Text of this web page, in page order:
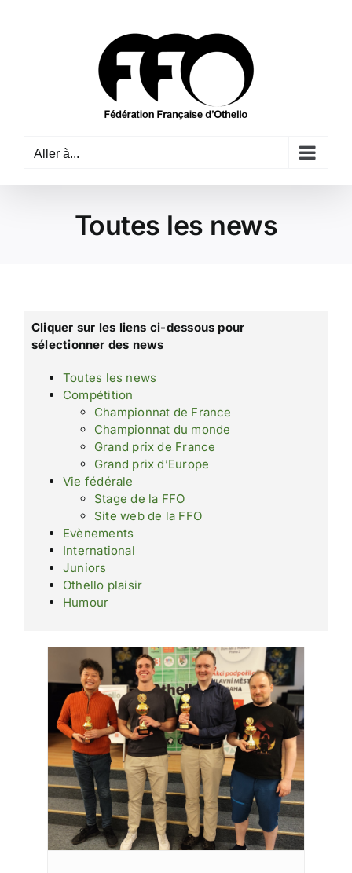
Aller à...
Toutes les news
Cliquer sur les liens ci-dessous pour
sélectionner des news
Toutes les news
Compétition
Championnat de France
Championnat du monde
Grand prix de France
Grand prix d’Europe
Vie fédérale
Stage de la FFO
Site web de la FFO
Evènements
International
Juniors
Othello plaisir
Humour